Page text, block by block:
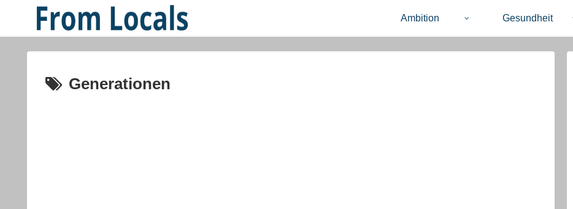
Ambition Gesundheit
Generationen